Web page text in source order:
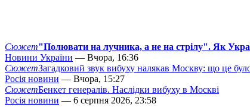
Сюжет"Полювати на лучника, а не на стрілу". Як
Новини України — Вчора, 16:36
СюжетЗагадковий звук вибуху налякав Москву: що це
Росія новини — Вчора, 15:27
СюжетБенкет генералів. Наслідки вибуху в Москві
Росія новини — 6 серпня 2026, 23:58